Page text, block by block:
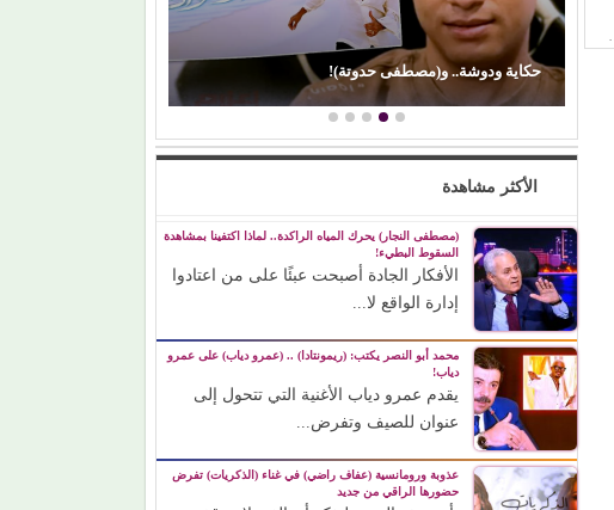
حكاية ودوشة.. و(مصطفى حدوتة)!
الأكثر مشاهدة
(مصطفى النجار) يحرك المياه الراكدة.. لماذا اكتفينا بمشاهدة
السقوط البطيء!
الأفكار الجادة أصبحت عبئًا على من اعتادوا
إدارة الواقع لا...
محمد أبو النصر يكتب: (ريمونتادا) .. (عمرو دياب) على عمرو
دياب!
يقدم عمرو دياب الأغنية التي تتحول إلى
عنوان للصيف وتفرض...
عذوبة ورومانسية (عفاف راضي) في غناء (الذكريات) تفرض
حضورها الراقي من جديد